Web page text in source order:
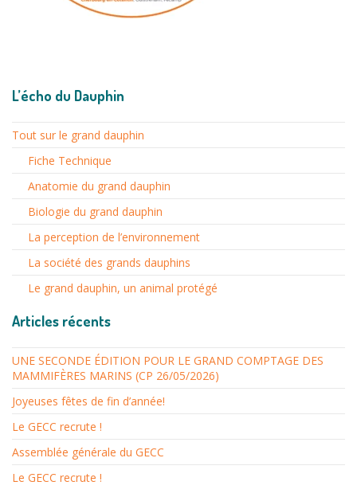
L’écho du Dauphin
Tout sur le grand dauphin
Fiche Technique
Anatomie du grand dauphin
Biologie du grand dauphin
La perception de l’environnement
La société des grands dauphins
Le grand dauphin, un animal protégé
Articles récents
UNE SECONDE ÉDITION POUR LE GRAND COMPTAGE DES
MAMMIFÈRES MARINS (CP 26/05/2026)
Joyeuses fêtes de fin d’année!
Le GECC recrute !
Assemblée générale du GECC
Le GECC recrute !